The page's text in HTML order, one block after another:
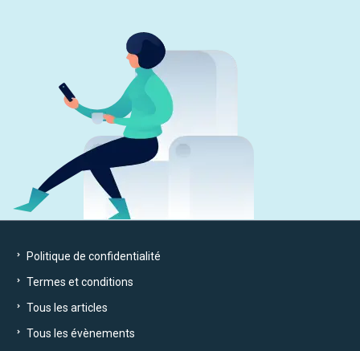
Politique de confidentialité
Termes et conditions
Tous les articles
Tous les évènements